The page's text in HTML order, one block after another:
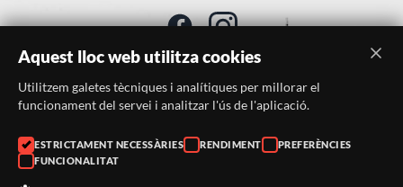
SUBSCRIU-TE AL BUTLLETÍ
Telèfon:
938046359
Correu:
Aquest lloc web utilitza cookies
Utilitzem galetes tècniques i analítiques per millorar el
funcionament del servei i analitzar l'ús de l'aplicació.
ESTRICTAMENT NECESSÀRIES RENDIMENT
PREFERÈNCIES
FUNCIONALITAT